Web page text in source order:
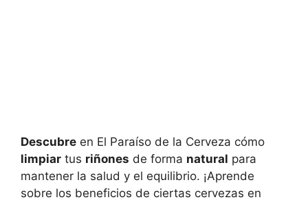
Descubre en El Paraíso de la Cerveza cómo
limpiar tus riñones de forma natural para
mantener la salud y el equilibrio. ¡Aprende
sobre los beneficios de ciertas cervezas en